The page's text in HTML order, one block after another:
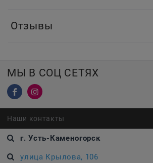
Отзывы
МЫ В СОЦ СЕТЯХ
Наши контакты
г. Усть-Каменогорск
улица Крылова, 106